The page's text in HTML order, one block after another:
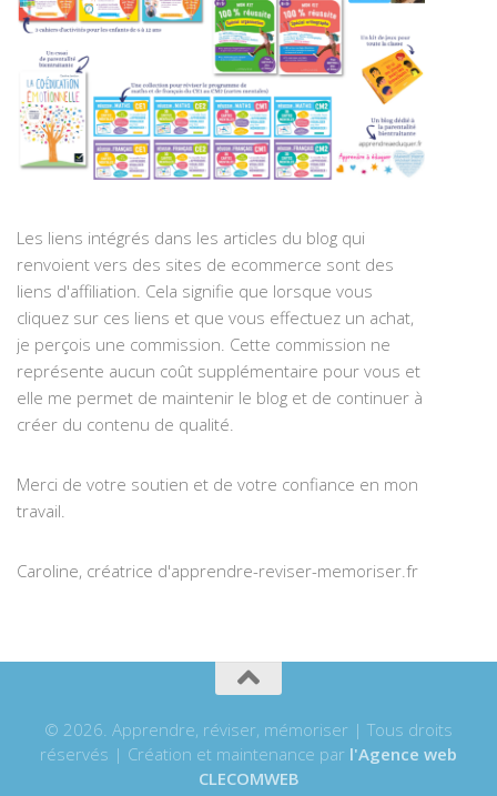
Les liens intégrés dans les articles du blog qui
renvoient vers des sites de ecommerce sont des
liens d'affiliation. Cela signifie que lorsque vous
cliquez sur ces liens et que vous effectuez un achat,
je perçois une commission. Cette commission ne
représente aucun coût supplémentaire pour vous et
elle me permet de maintenir le blog et de continuer à
créer du contenu de qualité.
Merci de votre soutien et de votre confiance en mon
travail.
Caroline, créatrice d'apprendre-reviser-memoriser.fr
© 2026. Apprendre, réviser, mémoriser | Tous droits
réservés | Création et maintenance par l'Agence web
CLECOMWEB